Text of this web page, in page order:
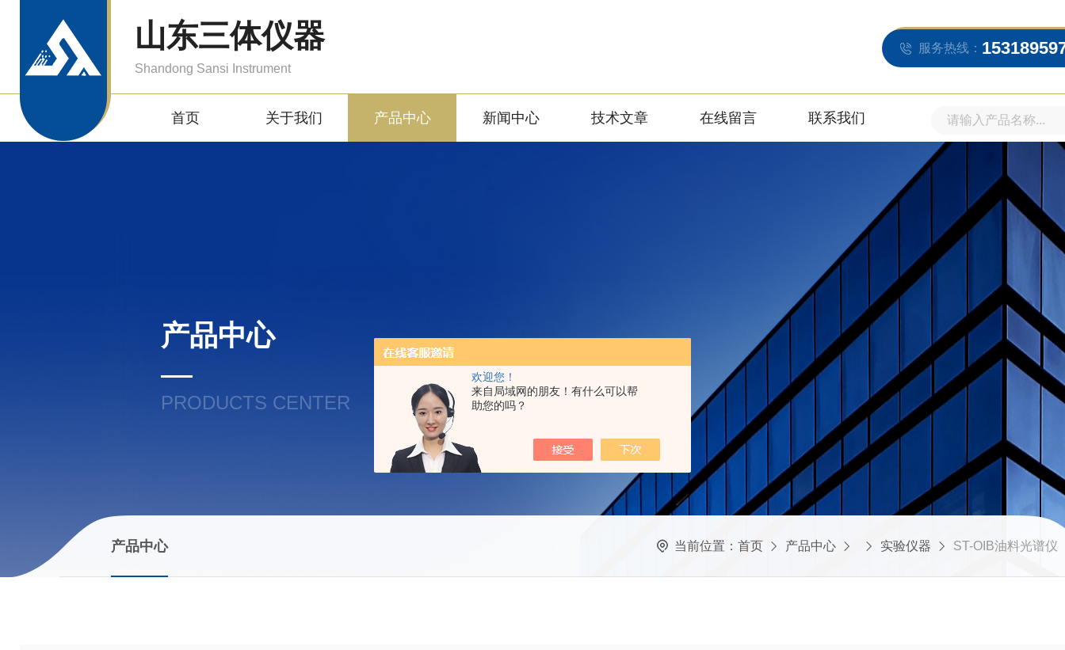
欢迎您！
来自局域网的朋友！有什么可以帮
助您的吗？
山东三体仪器
Shandong Sansi Instrument
服务热线：
首页 关于我们 产品中心 新闻中心 技术文章 在线留言 联系我们
产品中心
PRODUCTS CENTER
产品中心 当前位置： 首页 产品中心 实验仪器 ST-OIB油料光谱仪